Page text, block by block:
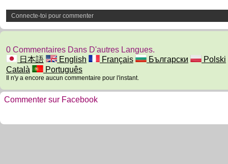
Connecte-toi pour commenter
0 Commentaires Dans D'autres Langues.
日本語
English Français Български
Polski
Català
Português
Il n'y a encore aucun commentaire pour l'instant.
Commenter sur Facebook